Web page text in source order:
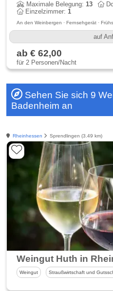
Maximale Belegung:13
Einzelzimmer:1
An den Weinbergen · Fernsehgerät ·
auf
ab € 62,00
für 2 Personen/Nacht
Sehen Sie sich 9
Badenheim an
Rheinhessen Sprendlingen (3.49 km)
Weingut Huth in
Weingut Straußwirtschaft und